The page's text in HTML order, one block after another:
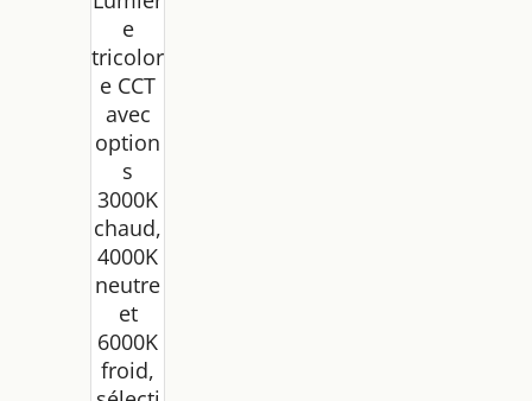
e
tricolor
e CCT
avec
option
s
3000K
chaud,
4000K
neutre
et
6000K
froid,